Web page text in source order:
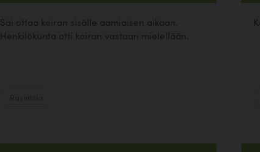
Sai ottaa koiran sisälle aamiaisen aikaan.
Henkilökunta otti koiran vastaan mielellään.